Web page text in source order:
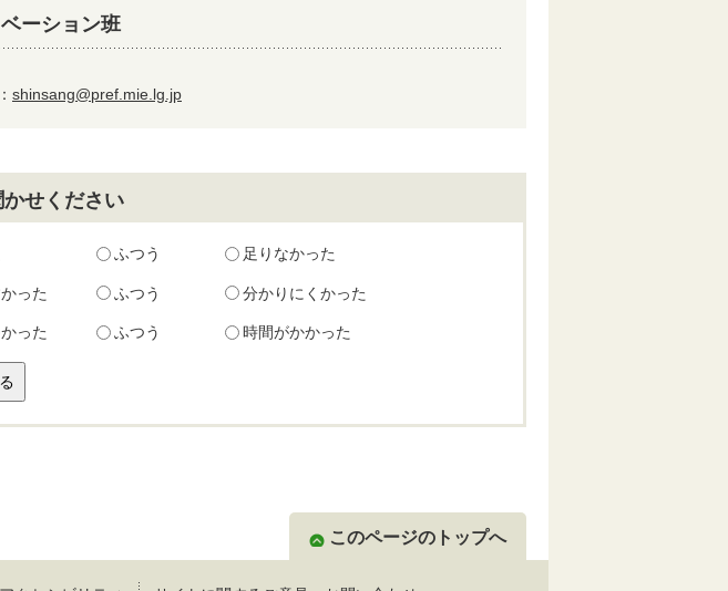
ーション班
shinsang@pref.mie.lg.jp
せください
ふつう 足りなかった
った ふつう 分かりにくかった
った ふつう 時間がかかった
このページのトップへ